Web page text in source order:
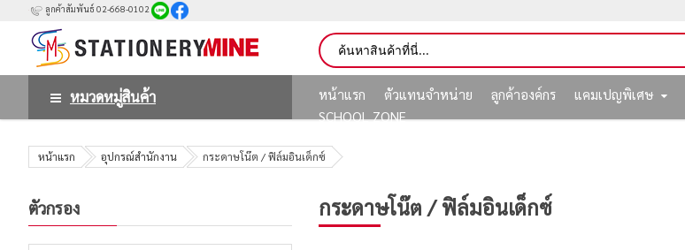
ลูกค้าสัมพันธ์ 02-668-0102
หมวดหมู่สินค้า หน้าแรก ตัวแทนจำหน่าย ลูกค้าองค์กร แคมเปญพิเศษ
SCHOOL ZONE
หน้าแรก อุปกรณ์สำนักงาน กระดาษโน๊ต / ฟิล์มอินเด็กซ์
กระดาษโน๊ต / ฟิล์มอินเด็กซ์
ตัวกรอง